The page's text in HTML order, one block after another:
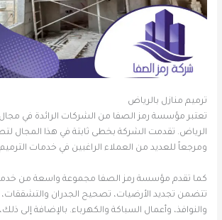
ترميم منازل بالرياض
تعتبر مؤسسة رمز الصفا من الشركات الرائدة في مجال
الرياض. تقدمت الشركة بخطى ثابتة في هذا المجال
ومرجعاً للعديد من العملاء الراغبين في خدمات الترميم
كما تقدم مؤسسة رمز الصفا مجموعة واسعة من
تتضمن تجديد الأرضيات، تصحيح الجدران والتشققات،
والنوافذ، وأعمال السباكة والكهرباء. بالإضافة إلى